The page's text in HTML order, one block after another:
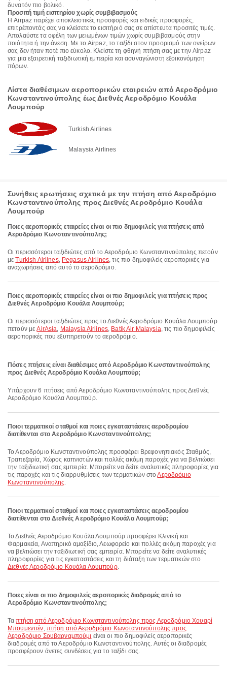
δυνατόν πιο βολικό.
Προσιτή τιμή εισιτηρίου χωρίς συμβιβασμούς
Η Airpaz παρέχει αποκλειστικές προσφορές και ειδικές προσφορές,
επιτρέποντάς σας να κλείσετε το εισιτήριό σας σε απίστευτα προσιτές τιμές.
Απολαύστε τα οφέλη των μειωμένων τιμών χωρίς συμβιβασμούς στην
ποιότητα ή την άνεση. Με το Airpaz, το ταξίδι στον προορισμό των ονείρων
σας δεν ήταν ποτέ πιο εύκολο. Κλείστε τη φθηνή πτήση σας με την Airpaz
για μια εξαιρετική ταξιδιωτική εμπειρία και ασυναγώνιστη εξοικονόμηση
πόρων.
Λίστα διαθέσιμων αεροπορικών εταιρειών από Αεροδρόμιο
Κωνσταντινούπολης έως Διεθνές Αεροδρόμιο Κουάλα
Λουμπούρ
Turkish Airlines
Malaysia Airlines
Συνήθεις ερωτήσεις σχετικά με την πτήση από Αεροδρόμιο
Κωνσταντινούπολης προς Διεθνές Αεροδρόμιο Κουάλα
Λουμπούρ
Ποιες αεροπορικές εταιρείες είναι οι πιο δημοφιλείς για πτήσεις από
Αεροδρόμιο Κωνσταντινούπολης;
Οι περισσότεροι ταξιδιώτες από το Αεροδρόμιο Κωνσταντινούπολης πετούν
μεTurkish Airlines, Pegasus Airlines, τις πιο δημοφιλείς αεροπορικές για
αναχωρήσεις από αυτό το αεροδρόμιο.
Ποιες αεροπορικές εταιρείες είναι οι πιο δημοφιλείς για πτήσεις προς
Διεθνές Αεροδρόμιο Κουάλα Λουμπούρ;
Οι περισσότεροι ταξιδιώτες προς το Διεθνές Αεροδρόμιο Κουάλα Λουμπούρ
πετούν μεAirAsia, Malaysia Airlines, Batik Air Malaysia, τις πιο δημοφιλείς
αεροπορικές που εξυπηρετούν το αεροδρόμιο.
Πόσες πτήσεις είναι διαθέσιμες από Αεροδρόμιο Κωνσταντινούπολης
προς Διεθνές Αεροδρόμιο Κουάλα Λουμπούρ;
Υπάρχουν 6 πτήσεις από Αεροδρόμιο Κωνσταντινούπολης προς Διεθνές
Αεροδρόμιο Κουάλα Λουμπούρ.
Ποιοι τερματικοί σταθμοί και ποιες εγκαταστάσεις αεροδρομίου
διατίθενται στο Αεροδρόμιο Κωνσταντινούπολης;
Το Αεροδρόμιο Κωνσταντινούπολης προσφέρει Βρεφονηπιακός Σταθμός,
Τραπεζαρία, Χώρος καπνιστών και πολλές ακόμη παροχές για να βελτιώσει
την ταξιδιωτική σας εμπειρία. Μπορείτε να δείτε αναλυτικές πληροφορίες για
τις παροχές και τις διαρρυθμίσεις των τερματικών στοΑεροδρόμιο
Κωνσταντινούπολης.
Ποιοι τερματικοί σταθμοί και ποιες εγκαταστάσεις αεροδρομίου
διατίθενται στο Διεθνές Αεροδρόμιο Κουάλα Λουμπούρ;
Το Διεθνές Αεροδρόμιο Κουάλα Λουμπούρ προσφέρει Κλινική και
Φαρμακεία, Αναπηρικό αμαξίδιο, Λεωφορείο και πολλές ακόμη παροχές για
να βελτιώσει την ταξιδιωτική σας εμπειρία. Μπορείτε να δείτε αναλυτικές
πληροφορίες για τις εγκαταστάσεις και τη διάταξη των τερματικών στο
Διεθνές Αεροδρόμιο Κουάλα Λουμπούρ.
Ποιες είναι οι πιο δημοφιλείς αεροπορικές διαδρομές από το
Αεροδρόμιο Κωνσταντινούπολης;
Ταπτήση από Αεροδρόμιο Κωνσταντινούπολης προς Αεροδρόμιο Χουαρί
Μπουμεντιέν, πτήση από Αεροδρόμιο Κωνσταντινούπολης προς
Αεροδρόμιο Σουβαρναμπούμι είναι οι πιο δημοφιλείς αεροπορικές
διαδρομές από το Αεροδρόμιο Κωνσταντινούπολης. Αυτές οι διαδρομές
προσφέρουν άνετες συνδέσεις για το ταξίδι σας.